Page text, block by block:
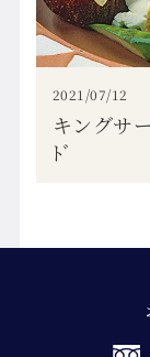
2021/07/12
キングサ
ﾄﾞ